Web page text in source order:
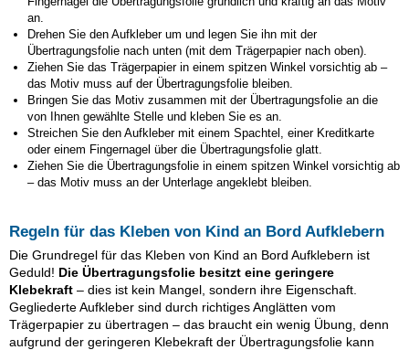
an.
Drehen Sie den Aufkleber um und legen Sie ihn mit der
Übertragungsfolie nach unten (mit dem Trägerpapier nach oben).
Ziehen Sie das Trägerpapier in einem spitzen Winkel vorsichtig ab –
das Motiv muss auf der Übertragungsfolie bleiben.
Bringen Sie das Motiv zusammen mit der Übertragungsfolie an die
von Ihnen gewählte Stelle und kleben Sie es an.
Streichen Sie den Aufkleber mit einem Spachtel, einer Kreditkarte
oder einem Fingernagel über die Übertragungsfolie glatt.
Ziehen Sie die Übertragungsfolie in einem spitzen Winkel vorsichtig ab
– das Motiv muss an der Unterlage angeklebt bleiben.
Regeln für das Kleben von Kind an Bord Aufklebern
Die Grundregel für das Kleben von Kind an Bord Aufklebern ist
Geduld! Die Übertragungsfolie besitzt eine geringere
Klebekraft – dies ist kein Mangel, sondern ihre Eigenschaft.
Gegliederte Aufkleber sind durch richtiges Anglätten vom
Trägerpapier zu übertragen – das braucht ein wenig Übung, denn
aufgrund der geringeren Klebekraft der Übertragungsfolie kann